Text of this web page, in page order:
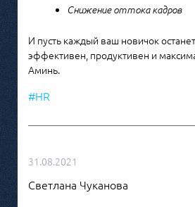
Снижение оттока кадров
И пусть каждый ваш новичок
эффективен, продуктивен и
Аминь.
#HR
31.08.2021
Светлана Чуканова